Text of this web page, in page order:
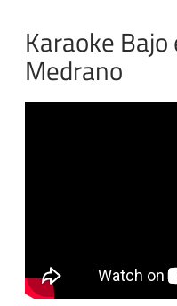
Karaoke
Medrano